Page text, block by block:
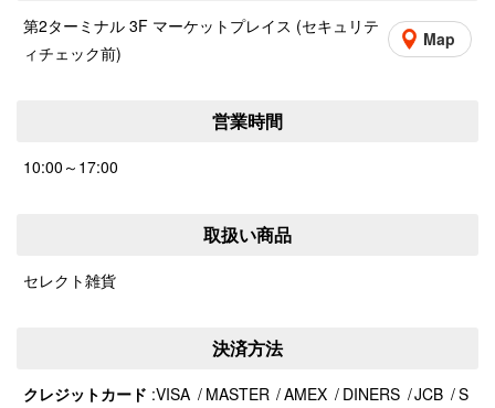
第2ターミナル 3F マーケットプレイス (セキュリテ
ィチェック前)
Map
営業時間
10:00～17:00
取扱い商品
セレクト雑貨
決済方法
クレジットカード VISA MASTER AMEX DINERS JCB
S